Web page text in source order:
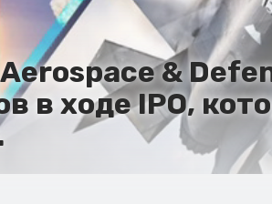
&
в ходе IPO,